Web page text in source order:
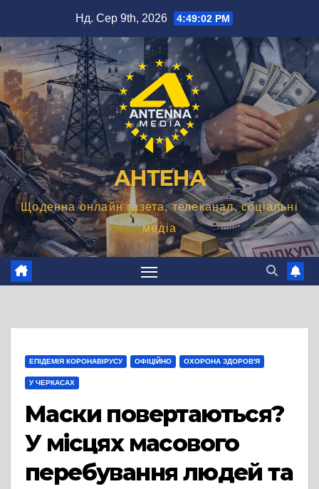
вмісту
Нд. Сер 9th, 2026 4:49:04 PM
АНТЕНА
Щоденна онлайн газета, телеканал, соціальні
медіа
ЕПІДЕМІЯ КОРОНАВІРУСУ ОФІЦІЙНО ОХОРОНА ЗДОРОВ'Я
У ЧЕРКАСАХ
Маски повертаються?
У місцях масового
перебування людей та